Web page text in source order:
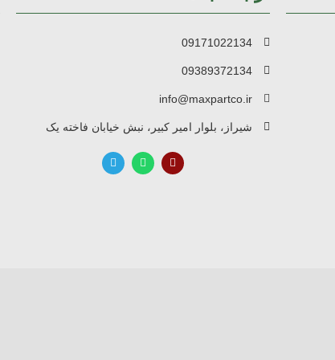
09171022134
09389372134
info@maxpartco.ir
شیراز، بلوار امیر کبیر، نبش خیابان فاخته یک